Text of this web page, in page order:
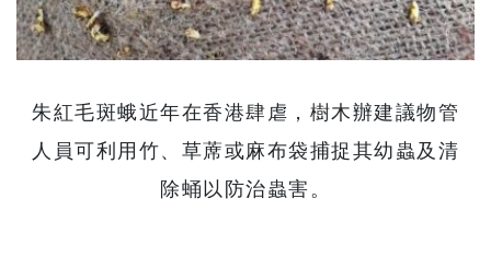
朱紅毛斑蛾近年在香港肆虐，樹木辦建議物管
人員可利用竹、草蓆或麻布袋捕捉其幼蟲及清
除蛹以防治蟲害。